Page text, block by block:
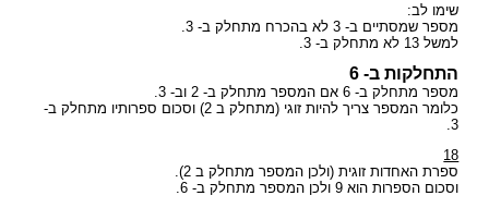
שימו לב:
מספר שמסתיים ב- 3 לא בהכרח מתחלק ב- 3.
למשל 13 לא מתחלק ב- 3.
התחלקות ב- 6
מספר מתחלק ב- 6 אם המספר מתחלק ב- 2 וב- 3.
כלומר המספר צריך להיות זוגי (מתחלק ב 2) וסכום ספרותיו מתחלק ב-
3.
18
ספרת האחדות זוגית (ולכן המספר מתחלק ב 2).
וסכום הספרות הוא 9 ולכן המספר מתחלק ב- 6.